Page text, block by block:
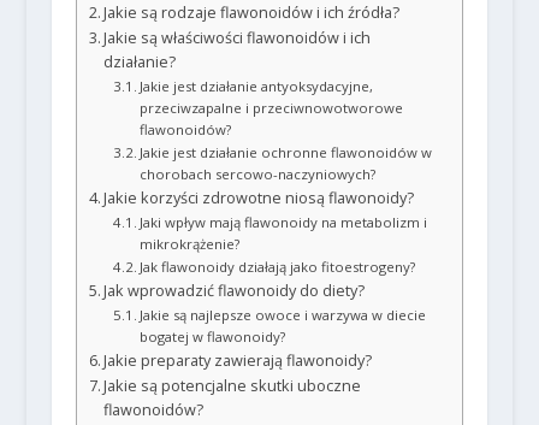
Jakie są rodzaje flawonoidów i ich źródła?
Jakie są właściwości flawonoidów i ich
działanie?
Jakie jest działanie antyoksydacyjne,
przeciwzapalne i przeciwnowotworowe
flawonoidów?
Jakie jest działanie ochronne flawonoidów w
chorobach sercowo-naczyniowych?
Jakie korzyści zdrowotne niosą flawonoidy?
Jaki wpływ mają flawonoidy na metabolizm i
mikrokrążenie?
Jak flawonoidy działają jako fitoestrogeny?
Jak wprowadzić flawonoidy do diety?
Jakie są najlepsze owoce i warzywa w diecie
bogatej w flawonoidy?
Jakie preparaty zawierają flawonoidy?
Jakie są potencjalne skutki uboczne
flawonoidów?